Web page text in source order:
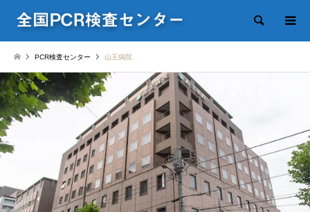
検索
PCR検査センター 山王病院